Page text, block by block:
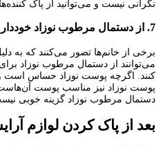
نگرانی نیست و می‌توانید از پاک
7. از دستمال مرطوب نوزاد خودداری کنید
برخی از خانم‌ها تصور می‌کنند که به
می‌توانند از دستمال مرطوب نوزاد
کنند. اگرچه پوست نوزاد حساس است
پوست نوزاد نیز مناسب پوست
دستمال مرطوب نوزاد گزینه خوبی
بعد از پاک کردن لوازم